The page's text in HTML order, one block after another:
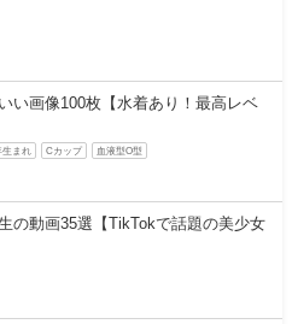
い画像100枚【水着あり！最高レベ
生まれ Cカップ 血液型O型
の動画35選【TikTokで話題の美少女